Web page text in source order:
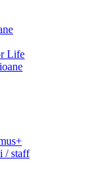
Life
/ staff